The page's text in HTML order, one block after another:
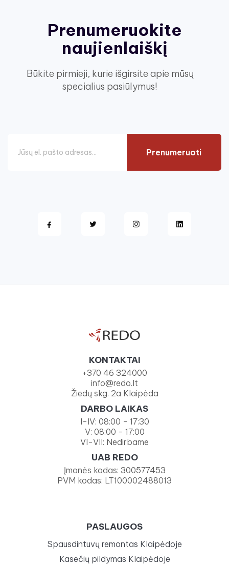
Prenumeruokite
naujienlaiškį
Būkite pirmieji, kurie išgirsite apie mūsų
specialius pasiūlymus!
Prenumeruoti
KONTAKTAI
+370 46 324000
info@redo.lt
Žiedų skg. 2a Klaipėda
DARBO LAIKAS
I-IV: 08:00 - 17:30
V: 08:00 - 17:00
VI-VII: Nedirbame
UAB REDO
Įmonės kodas: 300577453
PVM kodas: LT100002488013
PASLAUGOS
Spausdintuvų remontas Klaipėdoje
Kasečių pildymas Klaipėdoje